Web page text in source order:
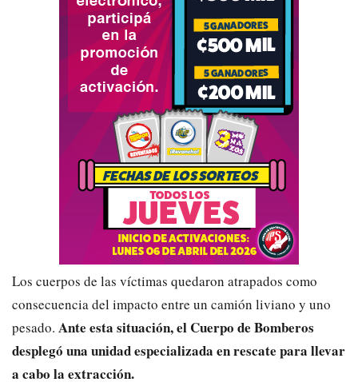
Los cuerpos de las víctimas quedaron atrapados como
consecuencia del impacto entre un camión liviano y uno
pesado. Ante esta situación, el Cuerpo de Bomberos
desplegó una unidad especializada en rescate para llevar
a cabo la extracción.